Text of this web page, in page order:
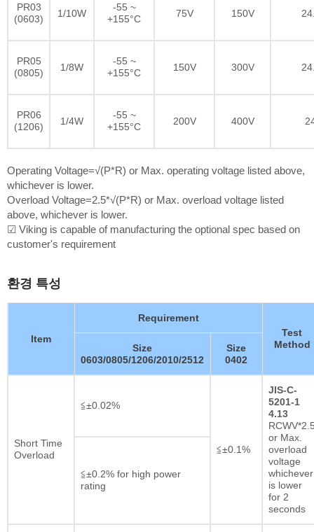
PR03
(0603)
1/10W
-55 ~
+155°C
75V 150V
PR05
(0805)
1/8W
-55 ~
+155°C
150V 300V
PR06
(1206)
1/4W
-55 ~
+155°C
200V 400V
Operating Voltage=√(P*R) or Max. operating voltage listed above,
whichever is lower.
Overload Voltage=2.5*√(P*R) or Max. overload voltage listed
above, whichever is lower.
☑ Viking is capable of manufacturing the optional spec based on
customer's requirement
환경 특성
Item
Requirement
Test
Method
Size
0603/0805/1206/2010/2512
Size
0402
Short Time
Overload
≦±0.02%
≦±0.1%
JIS-C-
5201-1
4.13
or Max.
overload
voltage
whichever
is lower
for 2
seconds
≦±0.2% for high power
rating